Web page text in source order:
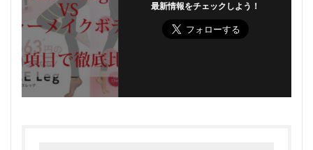
最新情報をチェックしよう！